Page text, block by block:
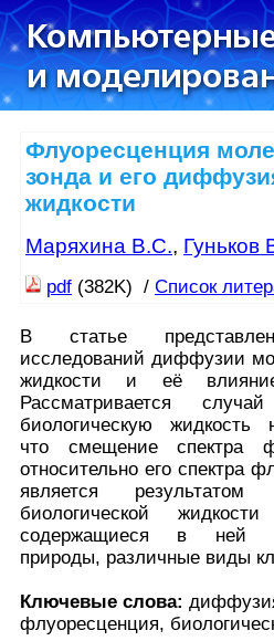
Флуоресценция
зонда и его
жидкости
Маряхина В.С., Гуньков
pdf (382K) / Список
В статье
исследований диффузии
жидкости и её
Рассматривается
биологическую
что смещение спектра
относительно его спектра
является
биологической
содержащиеся в ней
природы, различные виды
Ключевые слова:
флуоресценция,